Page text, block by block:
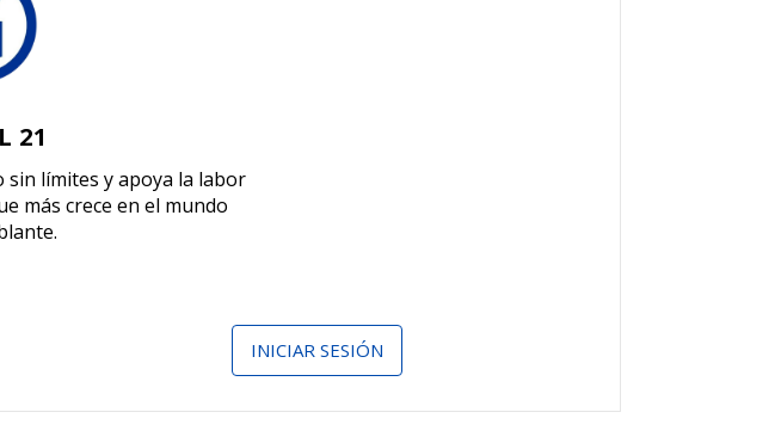
21
sin límites y apoya la labor
más crece en el mundo
INICIAR SESIÓN